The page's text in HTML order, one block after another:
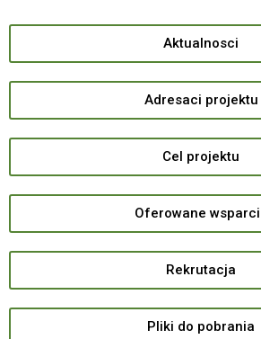
Aktualnosci
Adresaci projektu
Cel projektu
Oferowane
Rekrutacja
Pliki do pobrania